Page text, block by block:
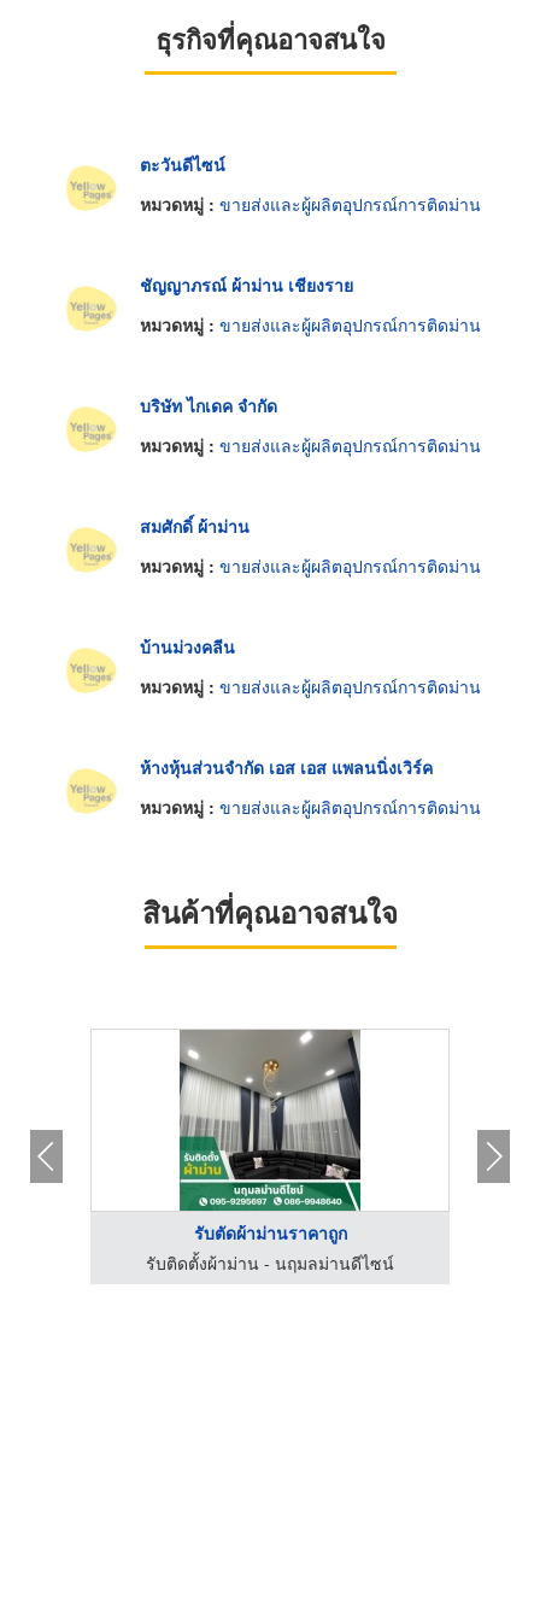
ธุรกิจที่คุณอาจสนใจ
ตะวันดีไซน์
หมวดหมู่ : ขายส่งและผู้ผลิตอุปกรณ์การติดม่าน
ชัญญาภรณ์ ผ้าม่าน เชียงราย
หมวดหมู่ : ขายส่งและผู้ผลิตอุปกรณ์การติดม่าน
บริษัท ไกเดค จำกัด
หมวดหมู่ : ขายส่งและผู้ผลิตอุปกรณ์การติดม่าน
สมศักดิ์ ผ้าม่าน
หมวดหมู่ : ขายส่งและผู้ผลิตอุปกรณ์การติดม่าน
บ้านม่วงคลีน
หมวดหมู่ : ขายส่งและผู้ผลิตอุปกรณ์การติดม่าน
ห้างหุ้นส่วนจำกัด เอส เอส แพลนนิ่งเวิร์ค
หมวดหมู่ : ขายส่งและผู้ผลิตอุปกรณ์การติดม่าน
สินค้าที่คุณอาจสนใจ
รับตัดผ้าม่านราคาถูก
รับติดตั้งผ้าม่าน - นฤมลม่านดีไซน์